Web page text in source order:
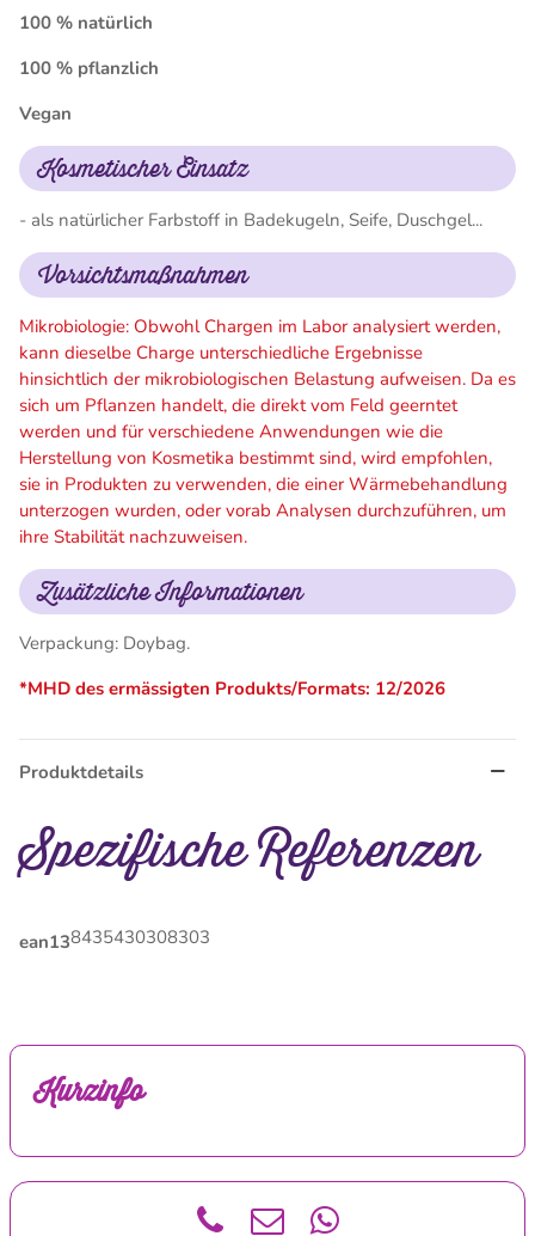
100 % natürlich
100 % pflanzlich
Vegan
Kosmetischer Einsatz
- als natürlicher Farbstoff in Badekugeln, Seife, Duschgel...
Vorsichtsmaßnahmen
Mikrobiologie: Obwohl Chargen im Labor analysiert werden,
kann dieselbe Charge unterschiedliche Ergebnisse
hinsichtlich der mikrobiologischen Belastung aufweisen. Da es
sich um Pflanzen handelt, die direkt vom Feld geerntet
werden und für verschiedene Anwendungen wie die
Herstellung von Kosmetika bestimmt sind, wird empfohlen,
sie in Produkten zu verwenden, die einer Wärmebehandlung
unterzogen wurden, oder vorab Analysen durchzuführen, um
ihre Stabilität nachzuweisen.
Zusätzliche Informationen
Verpackung: Doybag.
*MHD des ermässigten Produkts/Formats: 12/2026
Produktdetails
Spezifische Referenzen
ean138435430308303
Kurzinfo